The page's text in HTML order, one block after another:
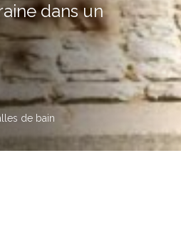
dans un
de bain